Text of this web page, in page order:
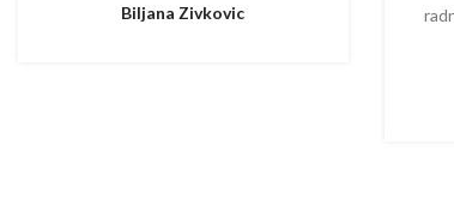
Biljana Zivkovic